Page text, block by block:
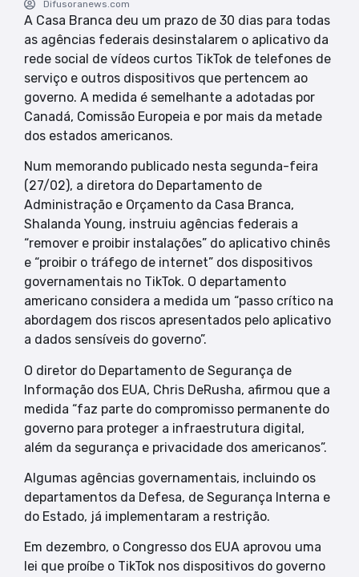
Difusoranews.com
A Casa Branca deu um prazo de 30 dias para todas
as agências federais desinstalarem o aplicativo da
rede social de vídeos curtos TikTok de telefones de
serviço e outros dispositivos que pertencem ao
governo. A medida é semelhante a adotadas por
Canadá, Comissão Europeia e por mais da metade
dos estados americanos.
Num memorando publicado nesta segunda-feira
(27/02), a diretora do Departamento de
Administração e Orçamento da Casa Branca,
Shalanda Young, instruiu agências federais a
“remover e proibir instalações” do aplicativo chinês
e “proibir o tráfego de internet” dos dispositivos
governamentais no TikTok. O departamento
americano considera a medida um “passo crítico na
abordagem dos riscos apresentados pelo aplicativo
a dados sensíveis do governo”.
O diretor do Departamento de Segurança de
Informação dos EUA, Chris DeRusha, afirmou que a
medida “faz parte do compromisso permanente do
governo para proteger a infraestrutura digital,
além da segurança e privacidade dos americanos”.
Algumas agências governamentais, incluindo os
departamentos da Defesa, de Segurança Interna e
do Estado, já implementaram a restrição.
Em dezembro, o Congresso dos EUA aprovou uma
lei que proíbe o TikTok nos dispositivos do governo